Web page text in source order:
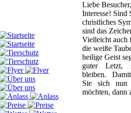
Liebe Besucher,
Interesse! Sind
christliches
sind das
Vielleicht
die weiße
heilige Geist
guter
Letzt,
bleiben.
Damit
Sie
sich nun
möchten, dann